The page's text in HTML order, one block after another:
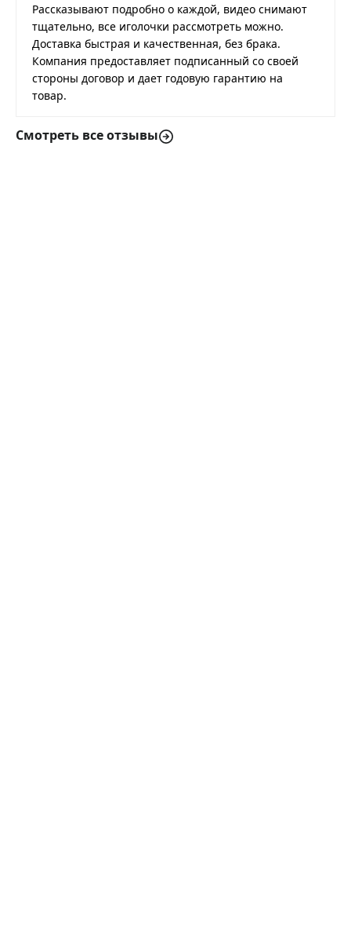
Рассказывают подробно о каждой, видео снимают
тщательно, все иголочки рассмотреть можно.
Доставка быстрая и качественная, без брака.
Компания предоставляет подписанный со своей
стороны договор и дает годовую гарантию на
товар.
Смотреть все отзывы